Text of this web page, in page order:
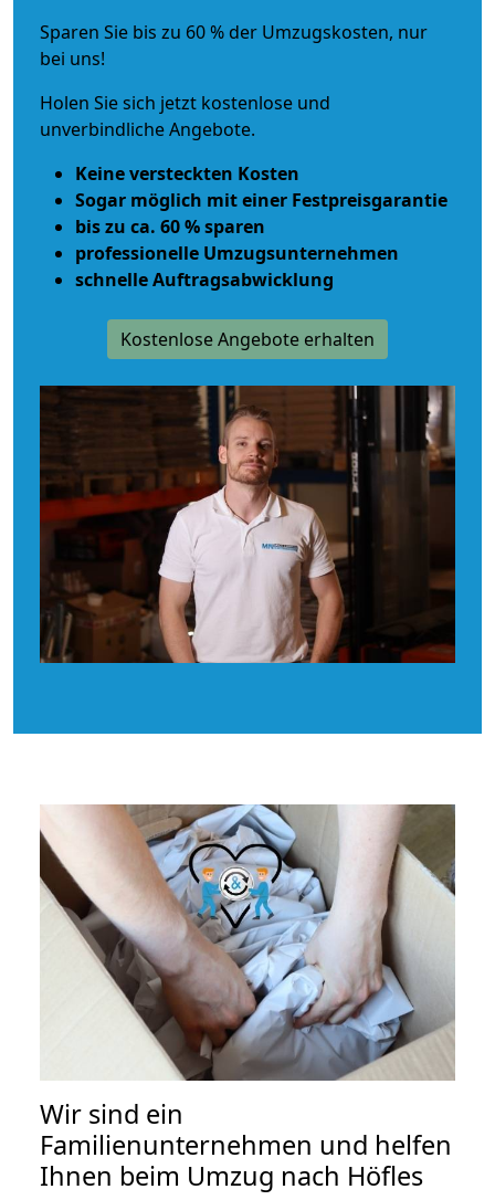
Sparen Sie bis zu 60 % der Umzugskosten, nur
bei uns!
Holen Sie sich jetzt kostenlose und
unverbindliche Angebote.
Keine versteckten Kosten
Sogar möglich mit einer Festpreisgarantie
bis zu ca. 60 % sparen
professionelle Umzugsunternehmen
schnelle Auftragsabwicklung
Kostenlose Angebote erhalten
Wir sind ein
Familienunternehmen und helfen
Ihnen beim Umzug nach Höfles